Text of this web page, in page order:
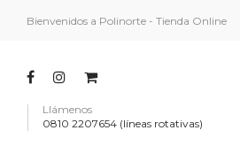
Bienvenidos a Polinorte - Tienda Online
Llámenos
0810 2207654 (líneas rotativas)